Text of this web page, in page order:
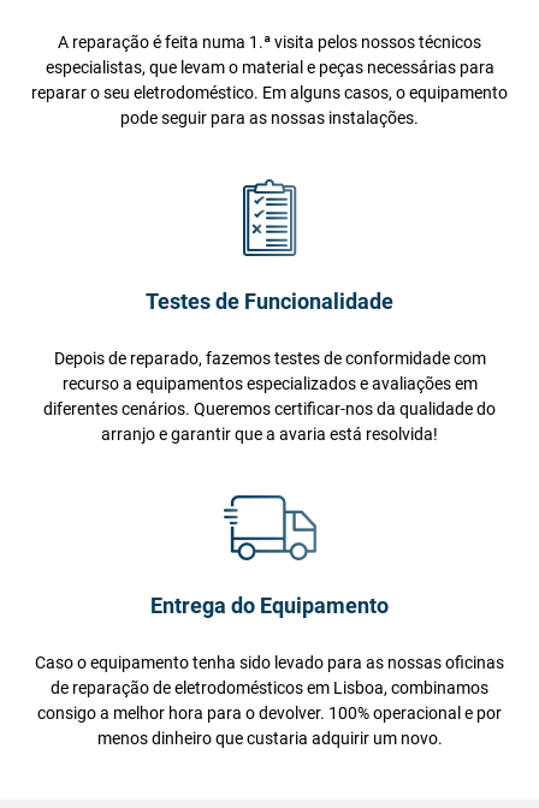
A reparação é feita numa 1.ª visita pelos nossos técnicos
especialistas, que levam o material e peças necessárias para
reparar o seu eletrodoméstico. Em alguns casos, o equipamento
pode seguir para as nossas instalações.
Testes de Funcionalidade
Depois de reparado, fazemos testes de conformidade com
recurso a equipamentos especializados e avaliações em
diferentes cenários. Queremos certificar-nos da qualidade do
arranjo e garantir que a avaria está resolvida!
Entrega do Equipamento
Caso o equipamento tenha sido levado para as nossas oficinas
de reparação de eletrodomésticos em Lisboa, combinamos
consigo a melhor hora para o devolver. 100% operacional e por
menos dinheiro que custaria adquirir um novo.